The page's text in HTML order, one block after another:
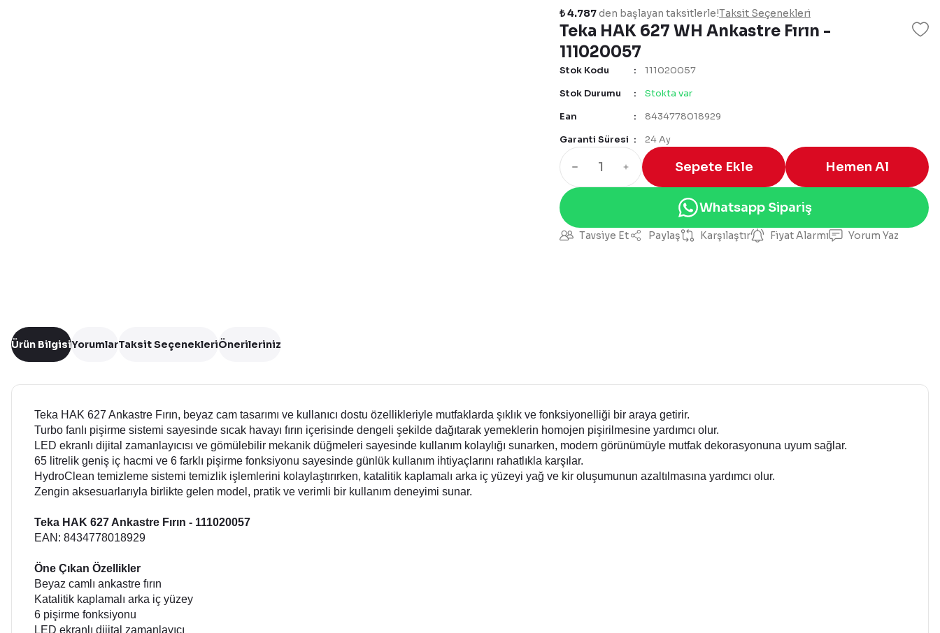
Teka HAK 627 WH Ankastre Fırın -
111020057
₺ 4.787den başlayan taksitlerle!Taksit Seçenekleri
Stok Kodu
111020057
Stok Durumu
Stokta var
Ean
8434778018929
Garanti Süresi
24 Ay
Sepete Ekle Hemen Al
Whatsapp Sipariş
Tavsiye Et Paylaş Karşılaştır Fiyat Alarmı Yorum Yaz
Ürün BilgisiYorumlarTaksit SeçenekleriÖnerileriniz
Teka HAK 627 Ankastre Fırın, beyaz cam tasarımı ve kullanıcı dostu özellikleriyle mutfaklarda şıklık ve fonksiyonelliği bir araya getirir.
Turbo fanlı pişirme sistemi sayesinde sıcak havayı fırın içerisinde dengeli şekilde dağıtarak yemeklerin homojen pişirilmesine yardımcı olur.
LED ekranlı dijital zamanlayıcısı ve gömülebilir mekanik düğmeleri sayesinde kullanım kolaylığı sunarken, modern görünümüyle mutfak dekorasyonuna uyum sağlar.
65 litrelik geniş iç hacmi ve 6 farklı pişirme fonksiyonu sayesinde günlük kullanım ihtiyaçlarını rahatlıkla karşılar.
HydroClean temizleme sistemi temizlik işlemlerini kolaylaştırırken, katalitik kaplamalı arka iç yüzeyi yağ ve kir oluşumunun azaltılmasına yardımcı olur.
Zengin aksesuarlarıyla birlikte gelen model, pratik ve verimli bir kullanım deneyimi sunar.
Teka HAK 627 Ankastre Fırın - 111020057
EAN: 8434778018929
Öne Çıkan Özellikler
Beyaz camlı ankastre fırın
Katalitik kaplamalı arka iç yüzey
6 pişirme fonksiyonu
LED ekranlı dijital zamanlayıcı